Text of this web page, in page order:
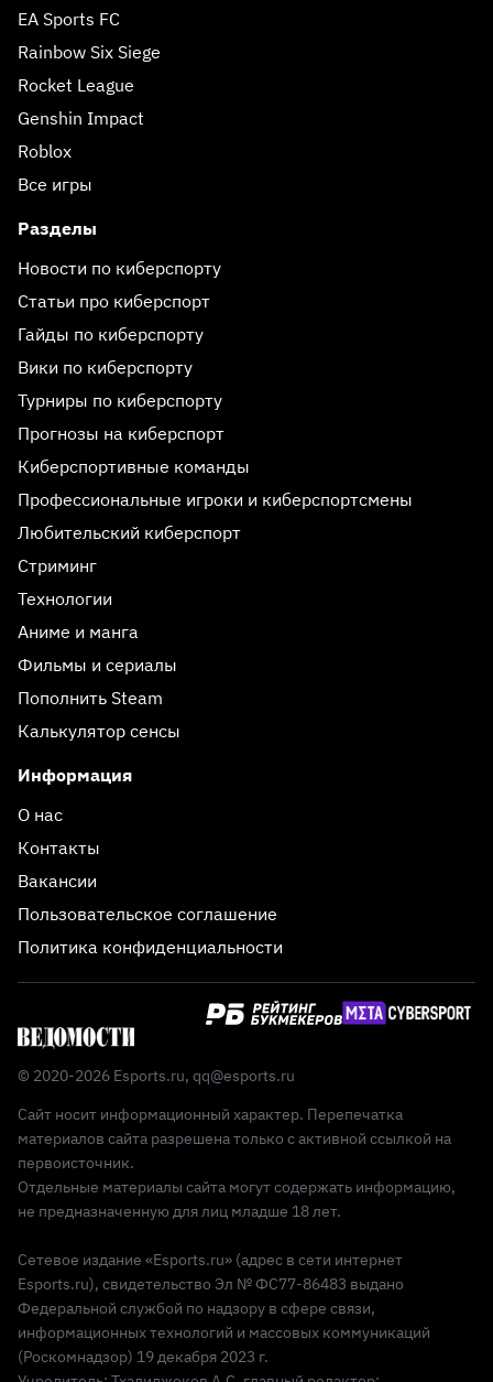
EA Sports FC
Rainbow Six Siege
Rocket League
Genshin Impact
Roblox
Все игры
Разделы
Новости по киберспорту
Статьи про киберспорт
Гайды по киберспорту
Вики по киберспорту
Турниры по киберспорту
Прогнозы на киберспорт
Киберспортивные команды
Профессиональные игроки и киберспортсмены
Любительский киберспорт
Стриминг
Технологии
Аниме и манга
Фильмы и сериалы
Пополнить Steam
Калькулятор сенсы
Информация
О нас
Контакты
Вакансии
Пользовательское соглашение
Политика конфиденциальности
© 2020-2026 Esports.ru, qq@esports.ru
Сайт носит информационный характер. Перепечатка
материалов сайта разрешена только с активной ссылкой на
первоисточник.
Отдельные материалы сайта могут содержать информацию,
не предназначенную для лиц младше 18 лет.
Сетевое издание «Esports.ru» (адрес в сети интернет
Esports.ru), свидетельство Эл № ФС77-86483 выдано
Федеральной службой по надзору в сфере связи,
информационных технологий и массовых коммуникаций
(Роскомнадзор) 19 декабря 2023 г.